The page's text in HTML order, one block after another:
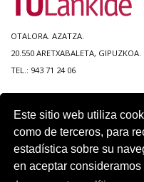
Este sitio web utiliza
como de terceros, para
estadística sobre su
en aceptar
OTALORA. AZATZA.
20.550 ARETXABALETA, GIPUZKOA.
TEL.: 943 71 24 06
ACCESIBILIDAD
CONTACTO
AVISO LEGAL
POLITICA DE PRIVACIDAD